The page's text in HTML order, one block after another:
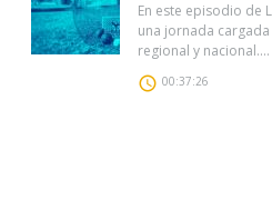
En este episodio de
una jornada
regional y nacional....
00:37:26